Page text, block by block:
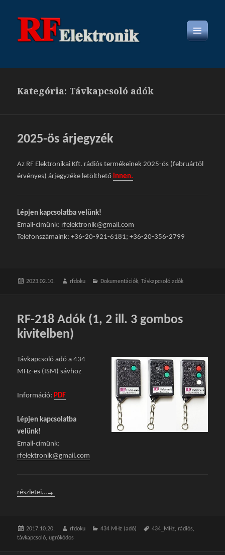
Kategória: Távkapcsoló adók
2025-ös árjegyzék
Az RF Elektronikai Kft. rádiós termékeinek 2025-ös (februártól
érvényes) árjegyzéke letölthető innen.
Lépjen kapcsolatba velünk!
Email-címünk: rfelektronik@gmail.com
Telefonszámaink: +36-20-921-6181; +36-20-356-2799
Közzétéve
2023.02.10. Szerző
rfdoku Kategória
Dokumentációk,Távkapcsoló adók
RF-218 Adók (1, 2 ill. 3 gombos
kivitelben)
Távkapcsoló adó a 434
MHz-es (ISM) sávhoz
Információ: PDF
Lépjen kapcsolatba
velünk!
Email-címünk:
rfelektronik@gmail.com
RF-218 Adók (1, 2 ill. 3 gombos kivitelben)
részletei…
Közzétéve
2017.10.20. Szerző
rfdoku Kategória
434 MHz (adó) Címke
434_MHz,rádiós,
távkapcsoló,ugrókódos